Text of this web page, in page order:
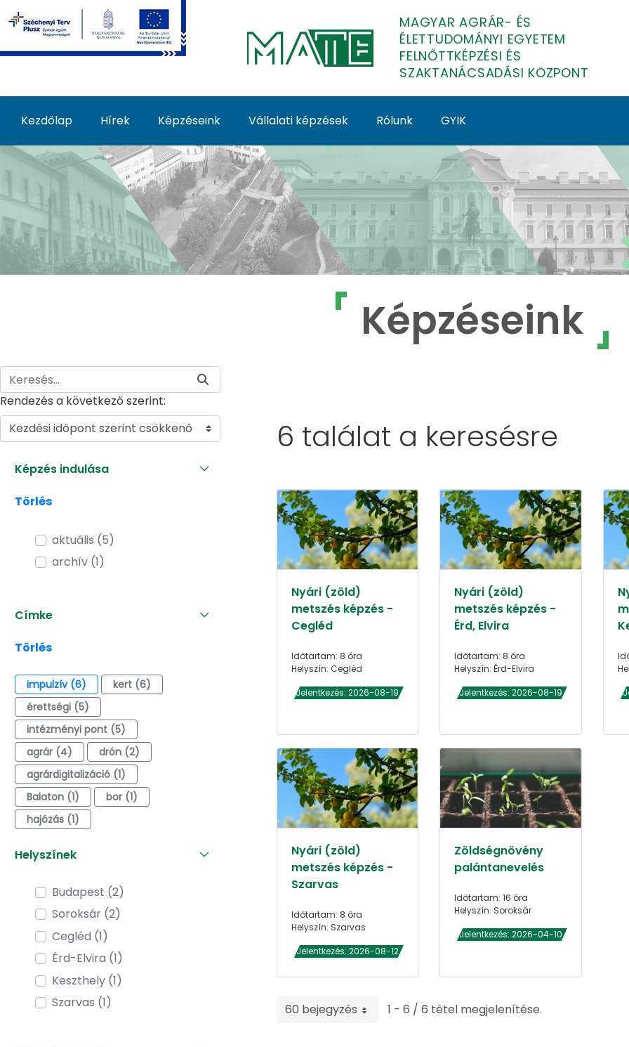
Ugrás a fő tartalomhoz
MAGYAR AGRÁR- ÉS
ÉLETTUDOMÁNYI EGYETEM
FELNŐTTKÉPZÉSI ÉS
SZAKTANÁCSADÁSI KÖZPONT
Kezdőlap Hírek Képzéseink Vállalati képzések Rólunk GYIK
Képzéseink - MATE Felnőttképzés
Képzéseink
Rendezés a következő szerint:
Kezdési időpont szerint csökkenő
Képzés indulása
Törlés
aktuális (5)
archív (1)
Címke
Törlés
impulzív (6)
kert (6)
érettségi (5)
intézményi pont (5)
agrár (4)
drón (2)
agrárdigitalizáció (1)
Balaton (1)
bor (1)
hajózás (1)
Helyszínek
Budapest (2)
Soroksár (2)
Cegléd (1)
Érd-Elvira (1)
Keszthely (1)
Szarvas (1)
6 találat a keresésre
Nyári (zöld)
metszés képzés -
Cegléd
Időtartam: 8 óra
Helyszín: Cegléd
Jelentkezés: 2026-08-19
Nyári (zöld)
metszés képzés -
Érd, Elvira
Időtartam: 8 óra
Helyszín: Érd-Elvira
Jelentkezés: 2026-08-19
Nyári (zöld)
metszés képzés -
Szarvas
Időtartam: 8 óra
Helyszín: Szarvas
Jelentkezés: 2026-08-12
Zöldségnövény
palántanevelés
Időtartam: 16 óra
Helyszín: Soroksár
Jelentkezés: 2026-04-10
60 bejegyzés 1 - 6 / 6 tétel megjelenítése.